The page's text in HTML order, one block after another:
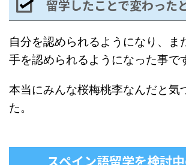
留学したことで変わった
自分を認められるようになり、ま
手を認められるようになった事で
本当にみんな桜梅桃李なんだと気
た。
スペイン語留学を検討